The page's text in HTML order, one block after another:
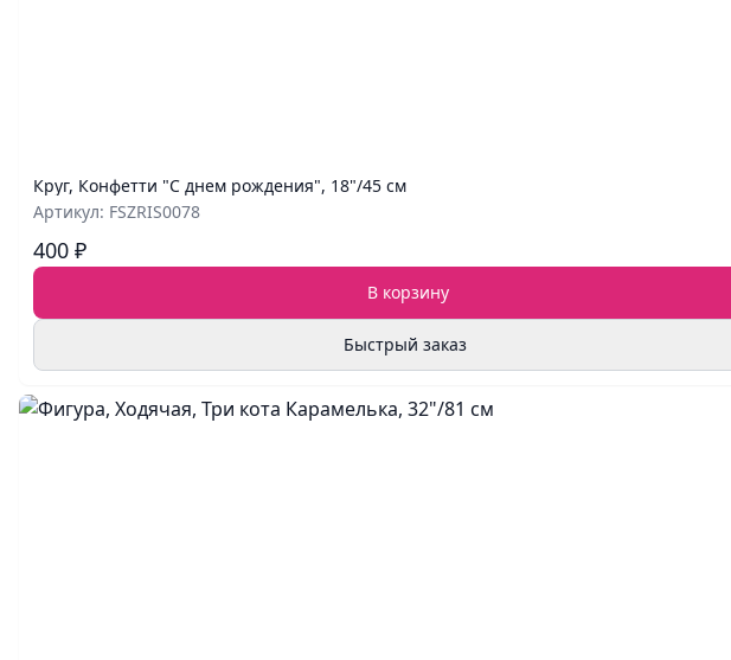
Круг, Конфетти "С днем рождения", 18"/45 см
Артикул: FSZRIS0078
400 ₽
В корзину
Быстрый заказ